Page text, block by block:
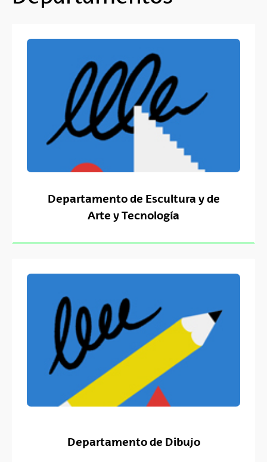
Departamento de Escultura y de
Arte y Tecnología
Departamento de Dibujo